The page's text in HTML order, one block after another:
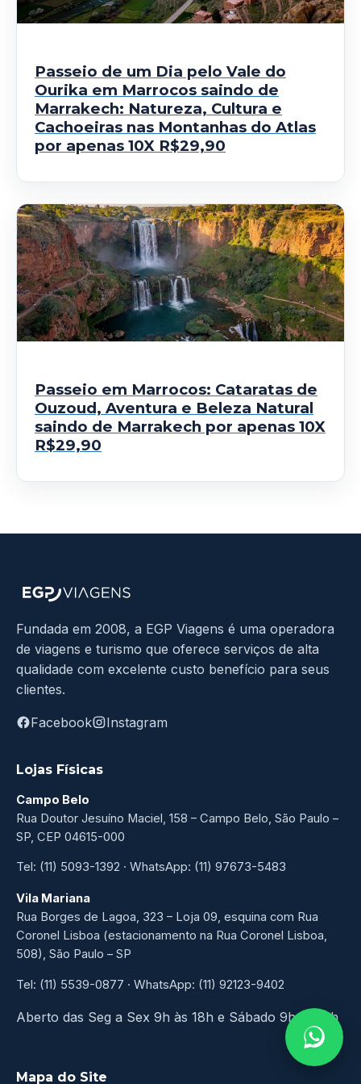
Passeio de um Dia pelo Vale do
Ourika em Marrocos saindo de
Marrakech: Natureza, Cultura e
Cachoeiras nas Montanhas do Atlas
por apenas 10X R$29,90
Passeio em Marrocos: Cataratas de
Ouzoud, Aventura e Beleza Natural
saindo de Marrakech por apenas 10X
R$29,90
Fundada em 2008, a EGP Viagens é uma operadora
de viagens e turismo que oferece serviços de alta
qualidade com excelente custo benefício para seus
clientes.
Facebook Instagram
Lojas Físicas
Campo Belo
Rua Doutor Jesuíno Maciel, 158 – Campo Belo, São Paulo –
SP, CEP 04615-000
Tel: (11) 5093-1392 · WhatsApp: (11) 97673-5483
Vila Mariana
Rua Borges de Lagoa, 323 – Loja 09, esquina com Rua
Coronel Lisboa (estacionamento na Rua Coronel Lisboa,
508), São Paulo – SP
Tel: (11) 5539-0877 · WhatsApp: (11) 92123-9402
Aberto das Seg a Sex 9h às 18h e Sábado 9h às 13h
Mapa do Site